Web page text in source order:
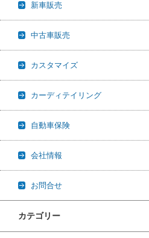
新車販売
中古車販売
カスタマイズ
カーディテイリング
自動車保険
会社情報
お問合せ
カテゴリー